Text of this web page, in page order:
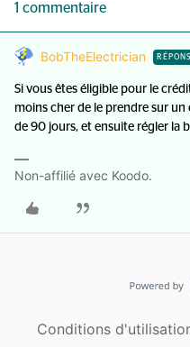
1 commentaire
BobTheElectrician
Si vous êtes éligible pour le
moins cher de le prendre sur
de 90 jours, et ensuite régler la
Non-affilié avec Koodo.
Conditions